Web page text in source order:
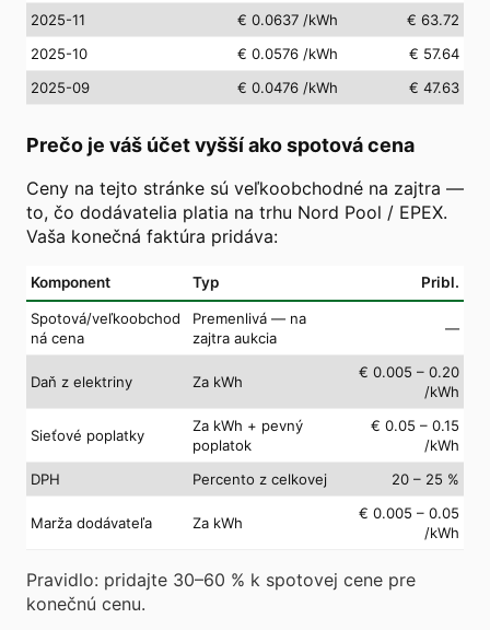
2025-11
€ 0.0637 /kWh
€ 63.72
2025-10
€ 0.0576 /kWh
€ 57.64
2025-09
€ 0.0476 /kWh € 47.63
Prečo je váš účet vyšší ako spotová cena
Ceny na tejto stránke sú veľkoobchodné na zajtra —
to, čo dodávatelia platia na trhu Nord Pool / EPEX.
Vaša konečná faktúra pridáva:
Komponent Typ Pribl.
Spotová/veľkoobchod
ná cena
Premenlivá — na
zajtra aukcia
—
Daň z elektriny Za kWh
€ 0.005 – 0.20
/kWh
Sieťové poplatky
Za kWh + pevný
poplatok
€ 0.05 – 0.15
/kWh
DPH
Percento z celkovej 20 – 25 %
Marža dodávateľa Za kWh
€ 0.005 – 0.05
/kWh
Pravidlo: pridajte 30–60 % k spotovej cene pre
konečnú cenu.